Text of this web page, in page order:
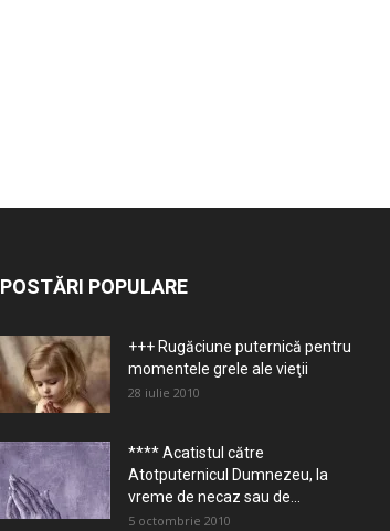
POSTĂRI POPULARE
+++ Rugăciune puternică pentru
momentele grele ale vieţii
28 iulie 2010
**** Acatistul către
Atotputernicul Dumnezeu, la
vreme de necaz sau de...
5 octombrie 2010